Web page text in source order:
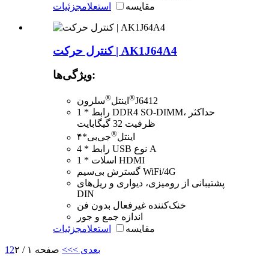
مقایسه
استعلامجزئیات
کنترل حرکت | AK1J64A4
ویژگی‌ها:
اینتل®سلرون ®J6412
1 * رابط DDR4 SO-DIMM، حداکثر
ظرفیت 32 گیگابایت
۴*اینتل®جی‌بی
4 * رابط USB نوع A
1 * اسلات HDMI
گسترش بی‌سیم WiFi/4G
پشتیبانی از رومیزی، دیواری و ریل‌های
DIN
خنک‌کننده غیرفعال بدون فن
اندازه جمع و جور
مقایسه
استعلامجزئیات
1 2 بعدی >>> صفحه ۱ / ۲